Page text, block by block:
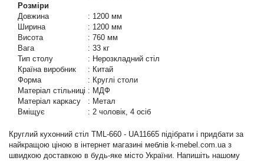
Розміри
Довжина
: 1200 мм
Ширина
: 1200 мм
Висота
: 760 мм
Вага
: 33 кг
Тип столу
: Нерозкладний стіл
Країна виробник
: Китай
Форма
: Круглі столи
Матеріал стільниці : МДФ
Матеріал каркасу
: Метал
Вміщує
: 2 чоловік, 4 осіб
Круглий кухонний стіл TML-660 - UA11665 підібрати і придбати за
найкращою ціною в інтернет магазині меблів k-mebel.com.ua з
швидкою доставкою в будь-яке місто України. Напишіть нашому